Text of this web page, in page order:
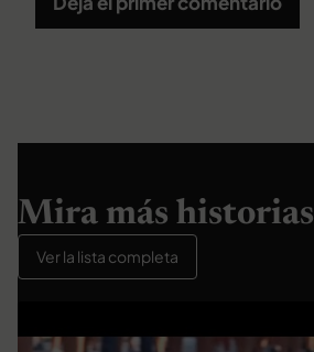
Mira más historias
Ver la lista completa